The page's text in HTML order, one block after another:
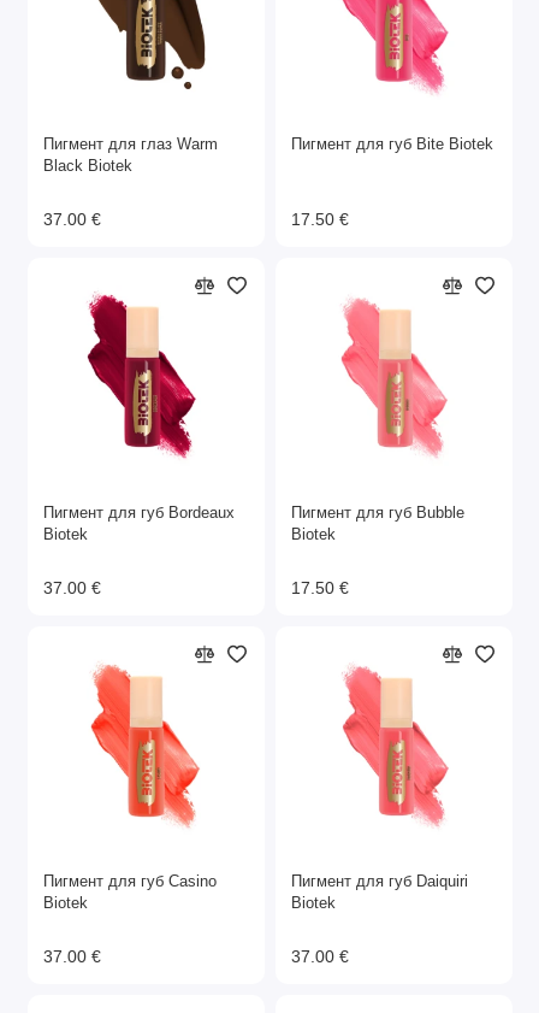
Пигмент для глаз Warm
Black Biotek
37.00 €
Пигмент для губ Bite Biotek
17.50 €
Пигмент для губ Bordeaux
Biotek
37.00 €
Пигмент для губ Bubble
Biotek
17.50 €
Пигмент для губ Casino
Biotek
37.00 €
Пигмент для губ Daiquiri
Biotek
37.00 €